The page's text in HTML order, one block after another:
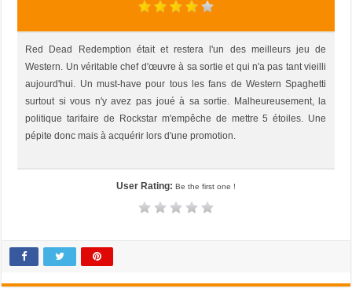
Red Dead Redemption était et restera l'un des meilleurs jeu de
Western. Un véritable chef d'œuvre à sa sortie et qui n'a pas tant vieilli
aujourd'hui. Un must-have pour tous les fans de Western Spaghetti
surtout si vous n'y avez pas joué à sa sortie. Malheureusement, la
politique tarifaire de Rockstar m'empêche de mettre 5 étoiles. Une
pépite donc mais à acquérir lors d'une promotion.
User Rating: Be the first one !